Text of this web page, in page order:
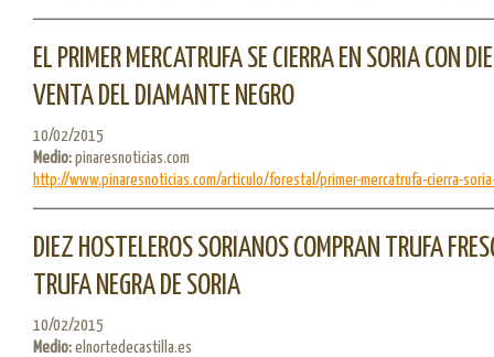
EL PRIMER MERCATRUFA SE CIERRA EN SORIA CON
VENTA DEL DIAMANTE NEGRO
10/02/2015
Medio:pinaresnoticias.com
http://www.pinaresnoticias.com/articulo/forestal/primer-mercatrufa-cierra-
DIEZ HOSTELEROS SORIANOS COMPRAN TRUFA
TRUFA NEGRA DE SORIA
10/02/2015
Medio:elnortedecastilla.es